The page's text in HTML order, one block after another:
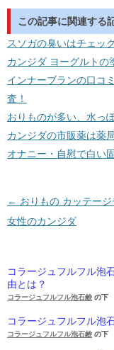
この記事に関連する
スソガの臭いはチェッ
カンジダ ヨーグルトの
インナーブランの口コ
査！
おりものが多い、水っ
カンジダの市販薬は薬
オナニー・自慰で白い
投稿ナビゲーション
← おりもの カッテー
女性のカンジダ
コラージュフルフル泡
由とは？
コラージュフルフル泡石鹸 の下
コラージュフルフル泡
コラージュフルフル泡石鹸 の下